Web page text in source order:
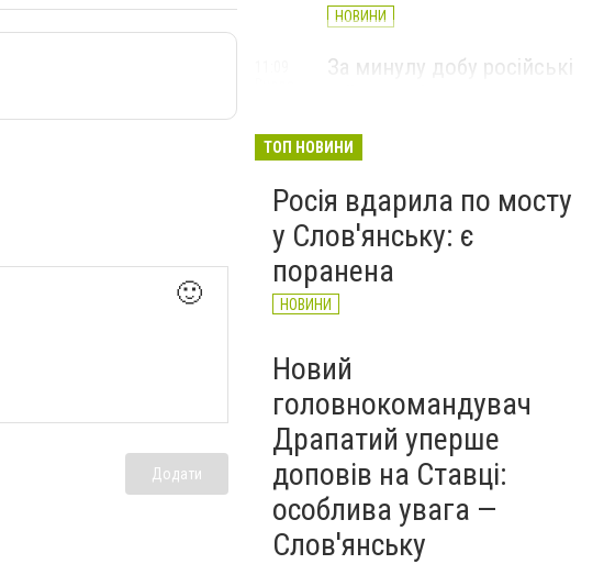
🙂
Додати
НОВИНИ
За минулу добу російські
великої війни: 6 серпня
ТОП НОВИНИ
Росія вдарила по мосту
у Слов'янську: є
поранена
НОВИНИ
Новий
головнокомандувач
Драпатий уперше
доповів на Ставці:
особлива увага —
Слов'янську